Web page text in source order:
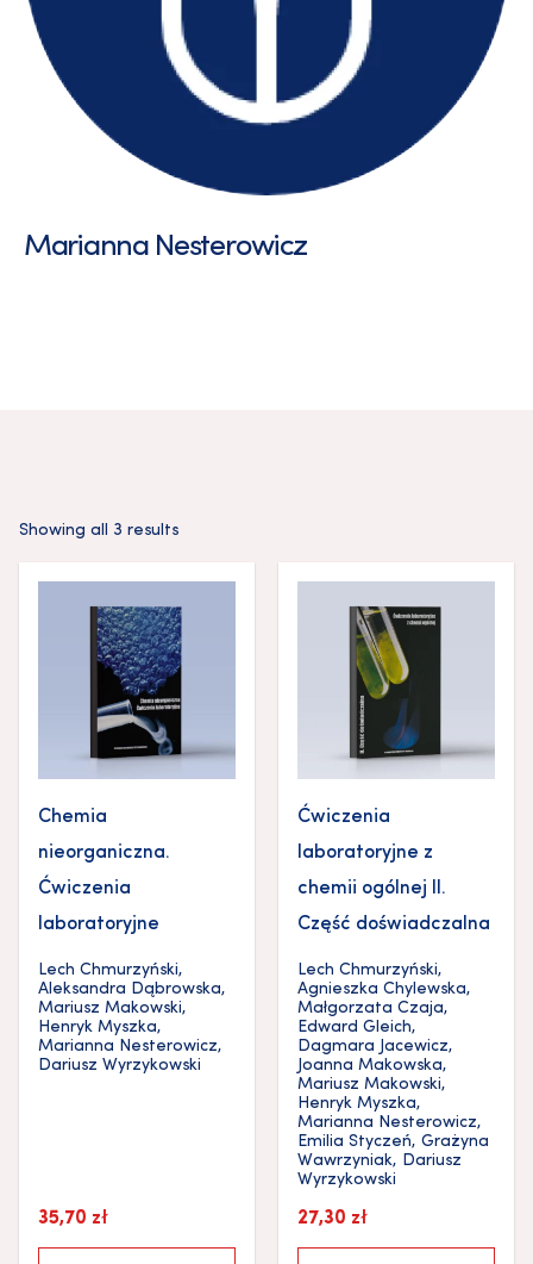
Marianna Nesterowicz
Showing all 3 results
Chemia
nieorganiczna.
Ćwiczenia
laboratoryjne
Lech Chmurzyński,
Aleksandra Dąbrowska,
Mariusz Makowski,
Henryk Myszka,
Marianna Nesterowicz,
Dariusz Wyrzykowski
35,70 zł
Ćwiczenia
laboratoryjne z
chemii ogólnej II.
Część doświadczalna
Lech Chmurzyński,
Agnieszka Chylewska,
Małgorzata Czaja,
Edward Gleich,
Dagmara Jacewicz,
Joanna Makowska,
Mariusz Makowski,
Henryk Myszka,
Marianna Nesterowicz,
Emilia Styczeń, Grażyna
Wawrzyniak, Dariusz
Wyrzykowski
27,30 zł